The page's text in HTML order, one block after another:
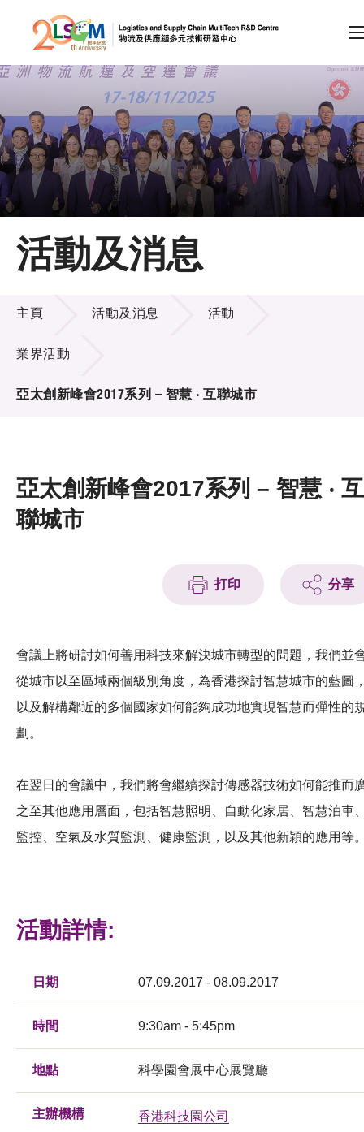
跳到內容（按回車鍵）
會員登入
A A EN 繁 简
主頁
關於LSCM
技術商品化
項目及資助計劃
新聞中心
活動及消息
活動及消息
主頁 活動及消息 活動
業界活動
亞太創新峰會2017系列 – 智慧 ‧ 互聯城市
亞太創新峰會2017系列 – 智慧 ‧ 互
聯城市
打印 分享
會議上將研討如何善用科技來解決城市轉型的問題，我們並
從城市以至區域兩個級別角度，為香港探討智慧城市的藍圖
以及解構鄰近的多個國家如何能夠成功地實現智慧而彈性的
劃。
在翌日的會議中，我們將會繼續探討傳感器技術如何能推而
之至其他應用層面，包括智慧照明、自動化家居、智慧泊車
監控、空氣及水質監測、健康監測，以及其他新穎的應用等
活動詳情:
日期 07.09.2017 - 08.09.2017
時間 9:30am - 5:45pm
地點 科學園會展中心展覽廳
主辦機構 香港科技園公司